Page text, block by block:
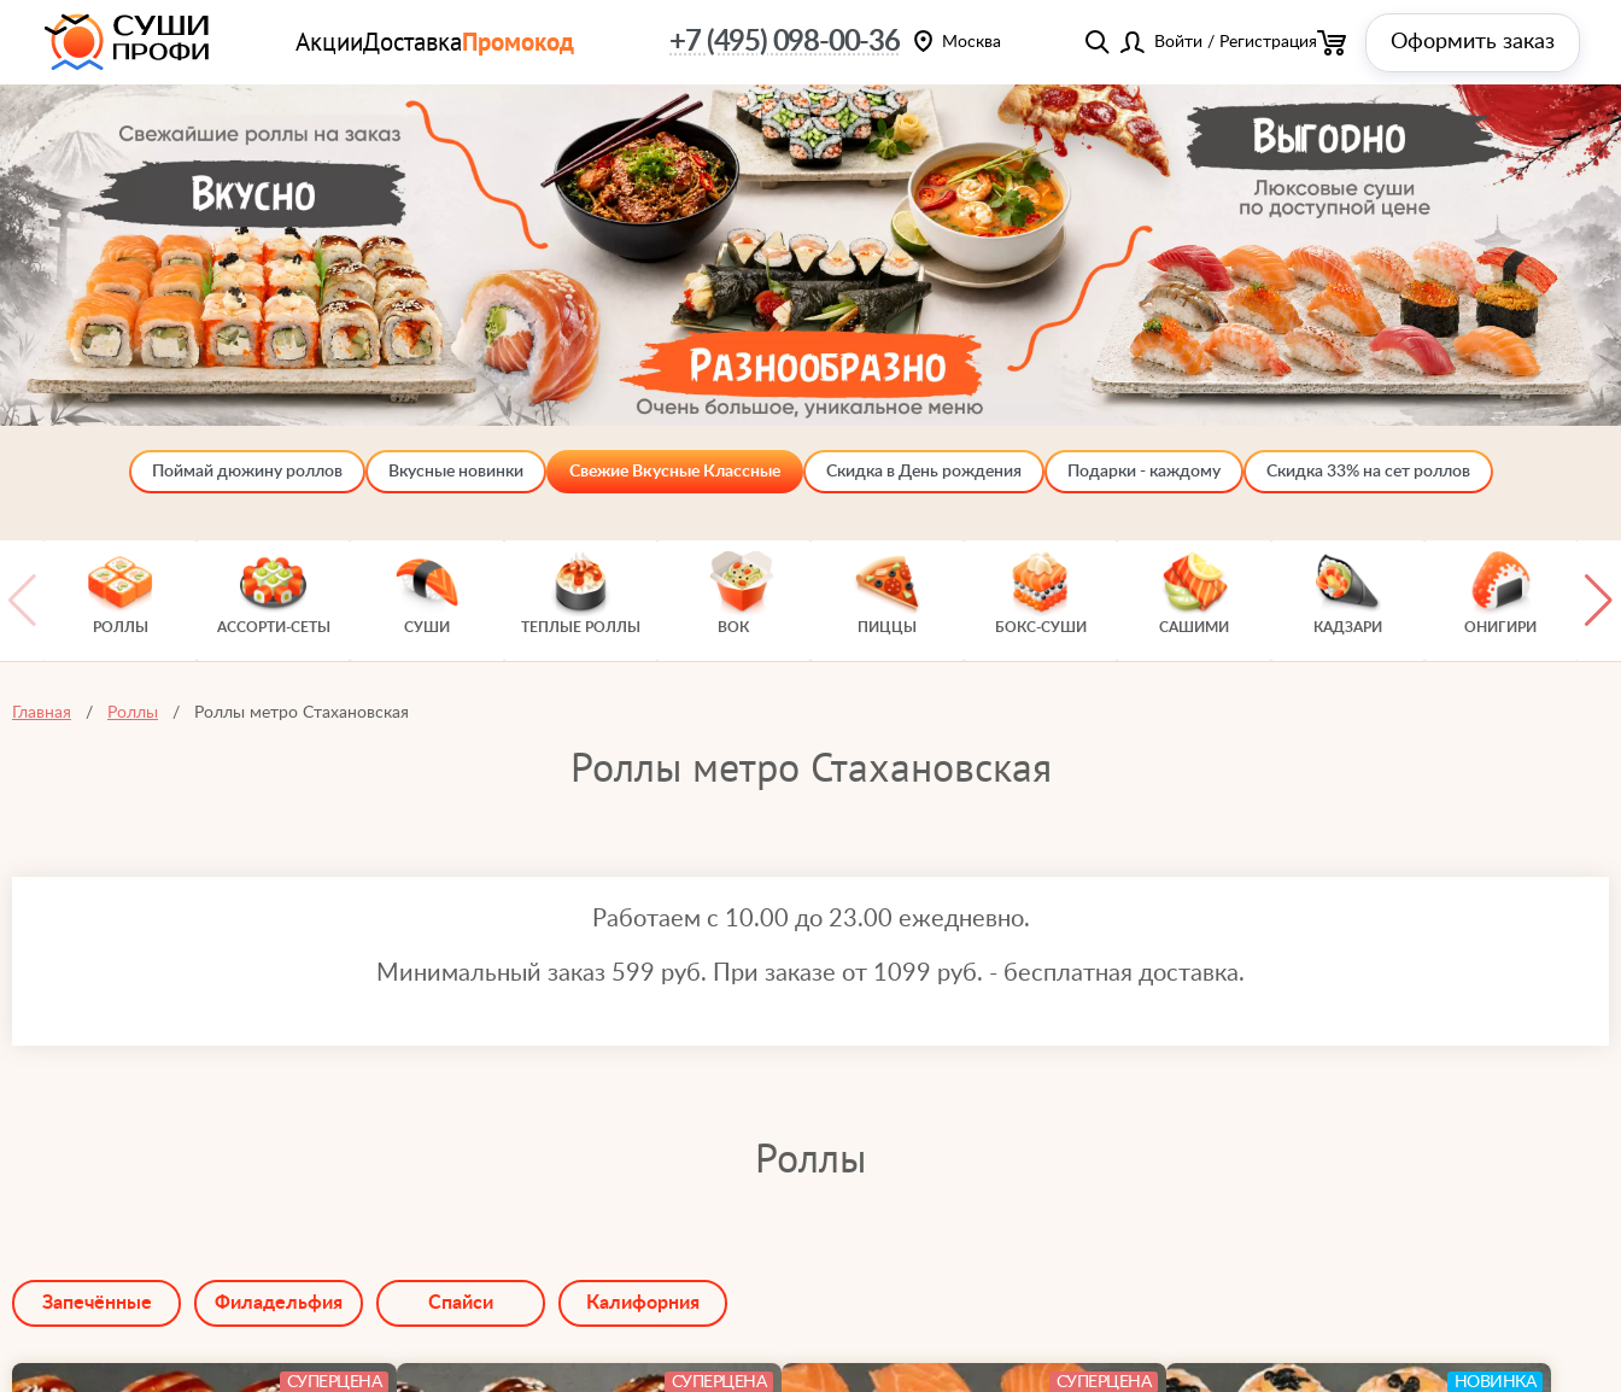
АкцииДоставкаПромокод +7 (495) 098-00-36 Москва Войти / Регистрация Оформить заказ
Поймай дюжину роллов Вкусные новинки Свежие Вкусные Классные Скидка в День рождения Подарки - каждому Скидка 33% на сет роллов
РОЛЛЫ АССОРТИ-СЕТЫ СУШИ ТЕПЛЫЕ РОЛЛЫ ВОК ПИЦЦЫ БОКС-СУШИ САШИМИ КАДЗАРИ ОНИГИРИ
Главная Роллы Роллы метро Стахановская
Роллы метро Стахановская
Работаем с 10.00 до 23.00 ежедневно.
Минимальный заказ 599 руб. При заказе от 1099 руб. - бесплатная доставка.
Роллы
Запечённые Филадельфия Спайси Калифорния
СУПЕРЦЕНА СУПЕРЦЕНА СУПЕРЦЕНА НОВИНКА